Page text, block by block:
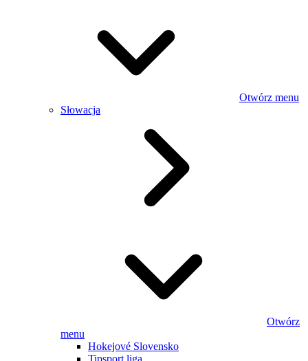
Otwórz menu
Słowacja
Otwórz
menu
Hokejové Slovensko
Tipsport liga